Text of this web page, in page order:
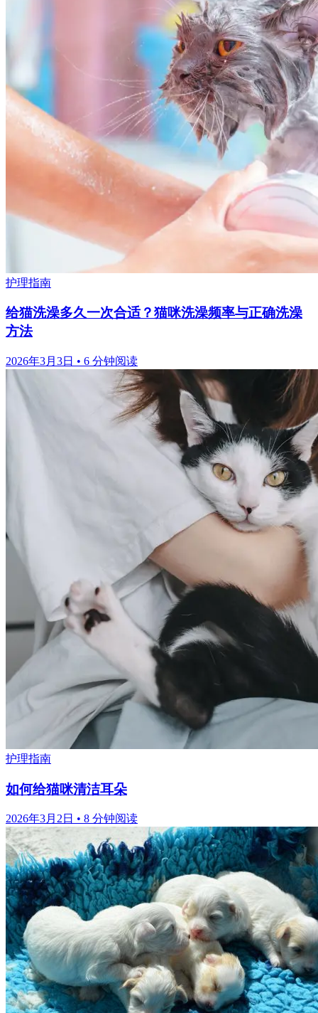
护理指南
给猫洗澡多久一次合适？猫咪洗澡频率与正确洗澡
方法
2026年3月3日 • 6 分钟阅读
护理指南
如何给猫咪清洁耳朵
2026年3月2日 • 8 分钟阅读